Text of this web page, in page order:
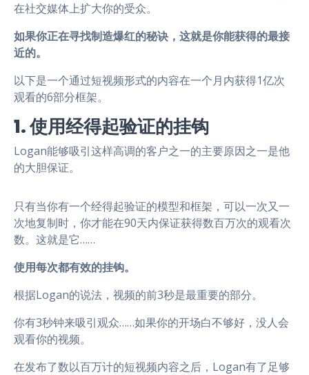
在社交媒体上扩大你的受众。
如果你正在寻找制造爆红的秘诀，这就是你能获得的最接
近的。
以下是一个通过短视频形式的内容在一个月内获得1亿次
观看的6部分框架。
1. 使用经得起验证的挂钩
Logan能够吸引这样高调的客户之一的主要原因之一是他
的大胆保证。
只有当你有一个经得起验证的模型和框架，可以一次又一
次地复制时，你才能在90天内保证获得数百万次的观看次
数。这就是它……
使用每次都有效的挂钩。
根据Logan的说法，视频的前3秒是最重要的部分。
你有3秒钟来吸引观众……如果你的开场白不够好，没人会
观看你的视频。
在发布了数以百万计的短视频内容之后，Logan有了足够